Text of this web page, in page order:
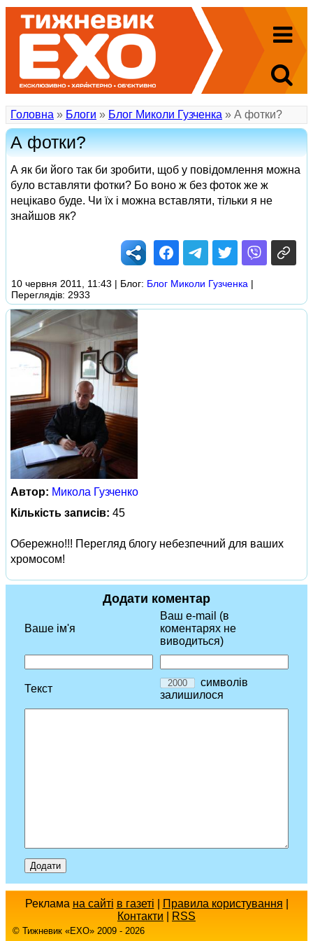
Головна » Блоги » Блог Миколи Гузченка » А фотки?
А фотки?
А як би його так би зробити, щоб у повідомлення можна
було вставляти фотки? Бо воно ж без фоток же ж
нецікаво буде. Чи їх і можна вставляти, тільки я не
знайшов як?
10 червня 2011, 11:43 | Блог: Блог Миколи Гузченка |
Переглядів: 2933
Автор: Микола Гузченко
Кількість записів: 45
Обережно!!! Перегляд блогу небезпечний для ваших
хромосом!
Додати коментар
Ваше ім'я
Ваш e-mail (в
коментарях не
виводиться)
Текст
символів
залишилося
Реклама на сайті в газеті Правила користування
Контакти
RSS
© Тижневик «EХO» 2009 - 2026